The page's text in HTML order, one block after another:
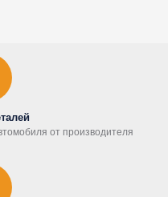
от производителя